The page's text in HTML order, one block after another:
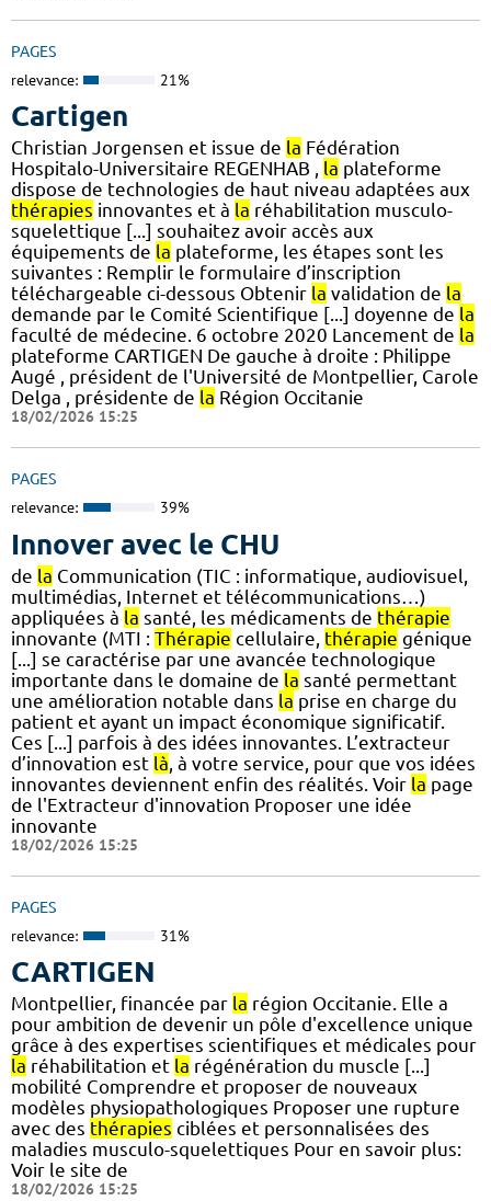
PAGES
relevance: 21%
Cartigen
Christian Jorgensen et issue de la Fédération
Hospitalo-Universitaire REGENHAB , la plateforme
dispose de technologies de haut niveau adaptées aux
thérapies innovantes et à la réhabilitation musculo-
squelettique [...] souhaitez avoir accès aux
équipements de la plateforme, les étapes sont les
suivantes : Remplir le formulaire d’inscription
téléchargeable ci-dessous Obtenir la validation de la
demande par le Comité Scientifique [...] doyenne de la
faculté de médecine. 6 octobre 2020 Lancement de la
plateforme CARTIGEN De gauche à droite : Philippe
Augé , président de l'Université de Montpellier, Carole
Delga , présidente de la Région Occitanie
18/02/2026 15:25
PAGES
relevance: 39%
Innover avec le CHU
de la Communication (TIC : informatique, audiovisuel,
multimédias, Internet et télécommunications…)
appliquées à la santé, les médicaments de thérapie
innovante (MTI : Thérapie cellulaire, thérapie génique
[...] se caractérise par une avancée technologique
importante dans le domaine de la santé permettant
une amélioration notable dans la prise en charge du
patient et ayant un impact économique significatif.
Ces [...] parfois à des idées innovantes. L’extracteur
d’innovation est là , à votre service, pour que vos idées
innovantes deviennent enfin des réalités. Voir la page
de l'Extracteur d'innovation Proposer une idée
innovante
18/02/2026 15:25
PAGES
relevance: 31%
CARTIGEN
Montpellier, financée par la région Occitanie. Elle a
pour ambition de devenir un pôle d'excellence unique
grâce à des expertises scientifiques et médicales pour
la réhabilitation et la régénération du muscle [...]
mobilité Comprendre et proposer de nouveaux
modèles physiopathologiques Proposer une rupture
avec des thérapies ciblées et personnalisées des
maladies musculo-squelettiques Pour en savoir plus:
Voir le site de
18/02/2026 15:25